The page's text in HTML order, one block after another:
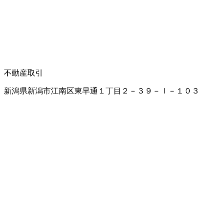
不動産取引
新潟県新潟市江南区東早通１丁目２－３９－Ｉ－１０３